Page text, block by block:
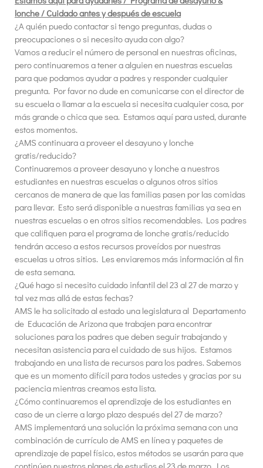
lonche / Cuidado antes y después de escuela
¿A quién puedo contactar si tengo preguntas, dudas o
preocupaciones o si necesito ayuda con algo?
Vamos a reducir el número de personal en nuestras oficinas,
pero continuaremos a tener a alguien en nuestras escuelas
para que podamos ayudar a padres y responder cualquier
pregunta. Por favor no dude en comunicarse con el director de
su escuela o llamar a la escuela si necesita cualquier cosa, por
más grande o chica que sea. Estamos aquí para usted, durante
estos momentos.
¿AMS continuara a proveer el desayuno y lonche
gratis/reducido?
Continuaremos a proveer desayuno y lonche a nuestros
estudiantes en nuestras escuelas o algunos otros sitios
cercanos de manera de que las familias pasen por las comidas
para llevar. Esto será disponible a nuestras familias ya sea en
nuestras escuelas o en otros sitios recomendables. Los padres
que califiquen para el programa de lonche gratis/reducido
tendrán acceso a estos recursos proveídos por nuestras
escuelas u otros sitios. Les enviaremos más información al fin
de esta semana.
¿Qué hago si necesito cuidado infantil del 23 al 27 de marzo y
tal vez mas allá de estas fechas?
AMS le ha solicitado al estado una legislatura al Departamento
de Educación de Arizona que trabajen para encontrar
soluciones para los padres que deben seguir trabajando y
necesitan asistencia para el cuidado de sus hijos. Estamos
trabajando en una lista de recursos para los padres. Sabemos
que es un momento difícil para todos ustedes y gracias por su
paciencia mientras creamos esta lista.
¿Cómo continuaremos el aprendizaje de los estudiantes en
caso de un cierre a largo plazo después del 27 de marzo?
AMS implementará una solución la próxima semana con una
combinación de currículo de AMS en línea y paquetes de
aprendizaje de papel físico, estos métodos se usarán para que